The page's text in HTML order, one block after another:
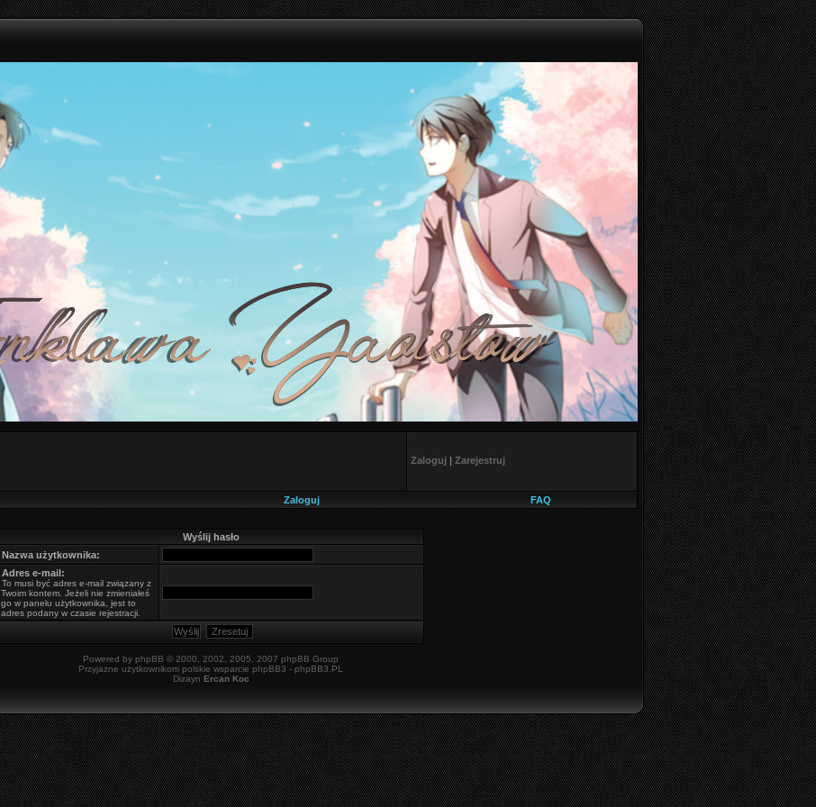
Zaloguj | Zarejestruj
Zaloguj FAQ
Wyślij hasło
Nazwa użytkownika:
Adres e-mail:
To musi być adres e-mail związany z
Twoim kontem. Jeżeli nie zmieniałeś
go w panelu użytkownika, jest to
adres podany w czasie rejestracji.
Powered by phpBB © 2000, 2002, 2005, 2007 phpBB Group
Przyjazne użytkownikom polskie wsparcie phpBB3 - phpBB3.PL
Dizayn Ercan Koc